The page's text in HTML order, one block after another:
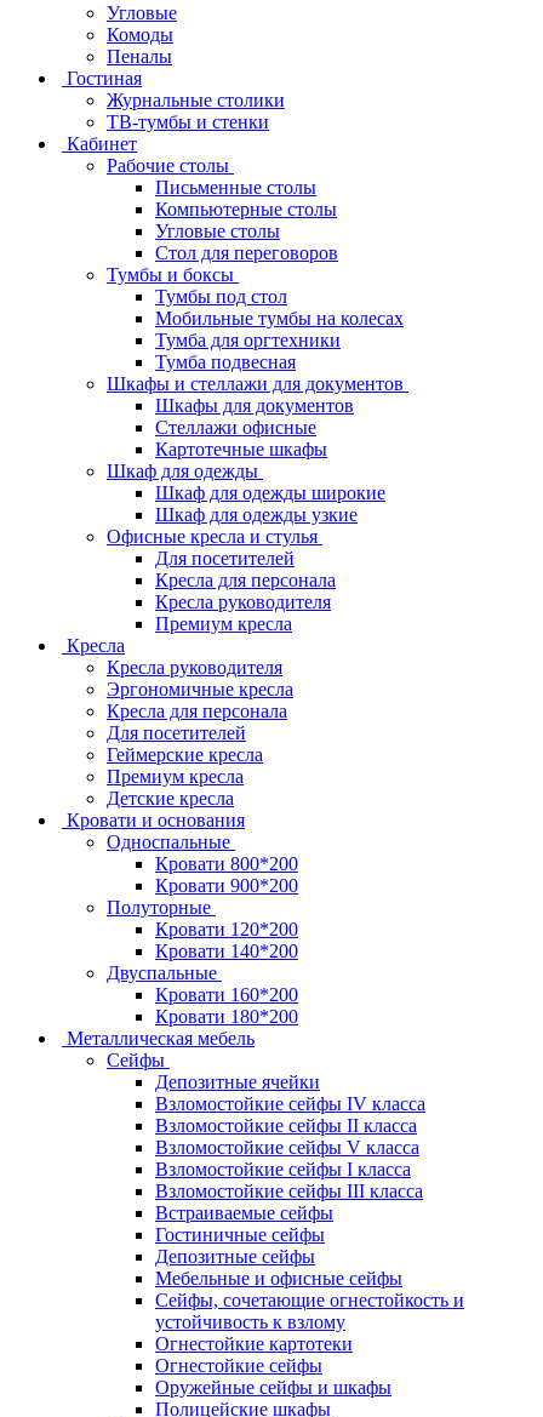
Угловые
Комоды
Пеналы
Гостиная
Журнальные столики
ТВ‑тумбы и стенки
Кабинет
Рабочие столы
Письменные столы
Компьютерные столы
Угловые столы
Стол для переговоров
Тумбы и боксы
Тумбы под стол
Мобильные тумбы на колесах
Тумба для оргтехники
Тумба подвесная
Шкафы и стеллажи для документов
Шкафы для документов
Стеллажи офисные
Картотечные шкафы
Шкаф для одежды
Шкаф для одежды широкие
Шкаф для одежды узкие
Офисные кресла и стулья
Для посетителей
Кресла для персонала
Кресла руководителя
Премиум кресла
Кресла
Кресла руководителя
Эргономичные кресла
Кресла для персонала
Для посетителей
Геймерские кресла
Премиум кресла
Детские кресла
Кровати и основания
Односпальные
Кровати 800*200
Кровати 900*200
Полуторные
Кровати 120*200
Кровати 140*200
Двуспальные
Кровати 160*200
Кровати 180*200
Металлическая мебель
Сейфы
Депозитные ячейки
Взломостойкие сейфы IV класса
Взломостойкие сейфы II класса
Взломостойкие сейфы V класса
Взломостойкие сейфы I класса
Взломостойкие сейфы III класса
Встраиваемые сейфы
Гостиничные сейфы
Депозитные сейфы
Мебельные и офисные сейфы
Сейфы, сочетающие огнестойкость и
устойчивость к взлому
Огнестойкие картотеки
Огнестойкие сейфы
Оружейные сейфы и шкафы
Полицейские шкафы